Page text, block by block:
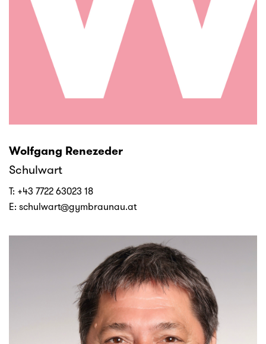
Wolfgang Renezeder
Schulwart
T: +43 7722 63023 18
E: schulwart@gymbraunau.at